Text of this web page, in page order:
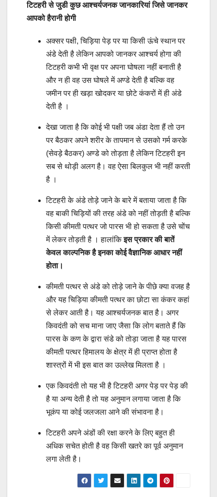
टिटहरी से जुडी कुछ आश्चर्यजनक जानकारियां जिसे जानकर
आपको हैरानी होगी
अक्सर पक्षी, चिड़िया पेड़ पर या किसी ऊंचे स्थान पर
अंडे देती है लेकिन आपको जानकर आश्चर्य होगा की
टिटहरी कभी भी वृक्ष पर अपना घोषला नहीं बनाती है
और न ही वह उस घोषले में अण्डे देती है बल्कि वह
जमीन पर ही खड़ा खोदकर या छोटे कंकरों में ही अंडे
देती है ।
देखा जाता है कि कोई भी पक्षी जब अंडा देता हैं तो उन
पर बैठकर अपने शरीर के तापमान से उसको गर्म करके
(सेवड़े बैठकर) अण्डे को तोड़ता है लेकिन टिटहरी इन
सब से थोड़ी अलग है। वह ऐसा बिलकुल भी नहीं करती
है ।
टिटहरी के अंडे तोड़े जाने के बारे में बताया जाता है कि
वह बाकी चिड़ियों की तरह अंडे को नहीं तोड़ती है बल्कि
किसी कीमती पत्थर जो पारस भी हो सकता है उसे चोंच
में लेकर तोड़ती है । हालांकिइस प्रकार की बातें
केवल काल्पनिक है इनका कोई वैज्ञानिक आधार नहीं
होता।
कीमती पत्थर से अंडे को तोड़े जाने के पीछे क्या वजह है
और यह चिड़िया कीमती पत्थर का छोटा सा कंकर कहां
से लेकर आती है। यह आश्चर्यजनक बात है। अगर
किवदंती को सच माना जाए जैसा कि लोग बताते हैं कि
पारस के कण के द्वारा संडे को तोड़ा जाता है यह पारस
कीमती पत्थर हिमालय के क्षेत्र में ही प्राप्त होता है
शास्त्रों में भी इस बात का उल्लेख मिलता है ।
एक किवदंती तो यह भी है टिटहरी अगर पेड़ पर पेड़ की
है या अन्य देती है तो यह अनुमान लगाया जाता है कि
भूकंप या कोई जलजला आने की संभावना है।
टिटहरी अपने अंडों की रक्षा करने के लिए बहुत ही
अधिक सचेत होती है वह किसी खतरे का पूर्व अनुमान
लगा लेती है।